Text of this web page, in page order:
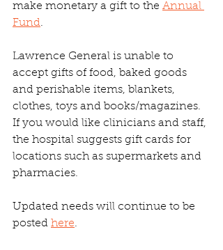
make monetary a gift to the Annual
Fund.
Lawrence General is unable to
accept gifts of food, baked goods
and perishable items, blankets,
clothes, toys and books/magazines.
If you would like clinicians and staff,
the hospital suggests gift cards for
locations such as supermarkets and
pharmacies.
Updated needs will continue to be
posted here.